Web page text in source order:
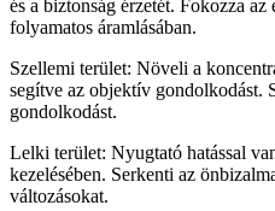
és a biztonság érzetét. Fokozza az
folyamatos áramlásában.
Szellemi terület: Növeli a
segítve az objektív gondolkodást.
gondolkodást.
Lelki terület: Nyugtató hatással
kezelésében. Serkenti az
változásokat.